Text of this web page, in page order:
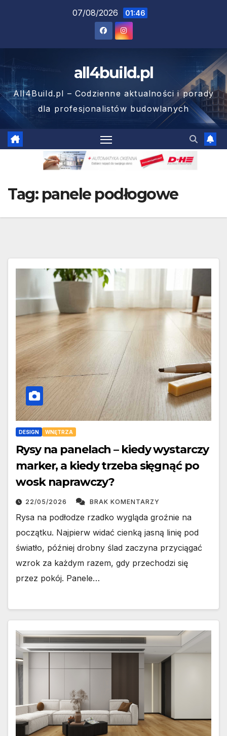
07/08/2026 01:46
all4build.pl
All4Build.pl – Codzienne aktualności i porady
dla profesjonalistów budowlanych
Tag: panele podłogowe
DESIGN WNĘTRZA
Rysy na panelach – kiedy wystarczy
marker, a kiedy trzeba sięgnąć po
wosk naprawczy?
22/05/2026 BRAK KOMENTARZY
Rysa na podłodze rzadko wygląda groźnie na
początku. Najpierw widać cienką jasną linię pod
światło, później drobny ślad zaczyna przyciągać
wzrok za każdym razem, gdy przechodzi się
przez pokój. Panele…